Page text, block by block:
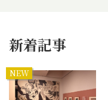
新着記事
NEW